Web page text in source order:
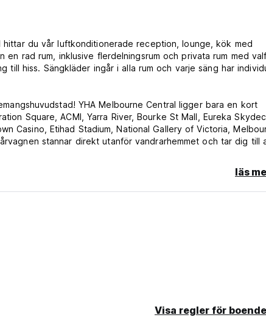
du vår luftkonditionerade reception, lounge, kök med
en rad rum, inklusive flerdelningsrum och privata rum med
till hiss. Sängkläder ingår i alla rum och varje säng har
YHA Melbourne Central ligger bara en kort
Square, ACMI, Yarra River, Bourke St Mall, Eureka
Casino, Etihad Stadium, National Gallery of Victoria,
stannar direkt utanför vandrarhemmet och tar dig till
med YHA. Vi accepterar inte gruppbokningar via denna
själv!
vid incheckningen. (Auto-translated from original language)
läs
Visa regler för